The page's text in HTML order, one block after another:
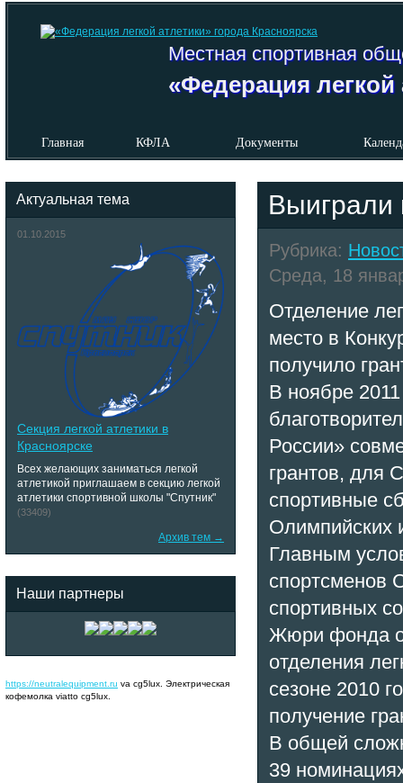
Местная спортивная
«Федерация легкой
Главная КФЛА Документы
Актуальная тема
01.10.2015
Секция легкой атлетики в
Красноярске
Всех желающих заниматься легкой
атлетикой приглашаем в секцию легкой
атлетики спортивной школы "Спутник"
(33409)
Архив тем →
Наши партнеры
https://neutralequipment.ru va cg5lux. Электрическая
кофемолка viatto cg5lux.
Выиграли
Рубрика:
Среда, 18
Отделение
место в
получило
В ноябре
России»
грантов, для
спортивные
Олимпийских
Главным
спортсменов
спортивных
Жюри фонда
отделения
сезоне 2010
получение
В общей
39